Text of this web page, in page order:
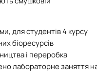
для студентів 4 курсу
біоресурсів
і переробка
лабораторне заняття